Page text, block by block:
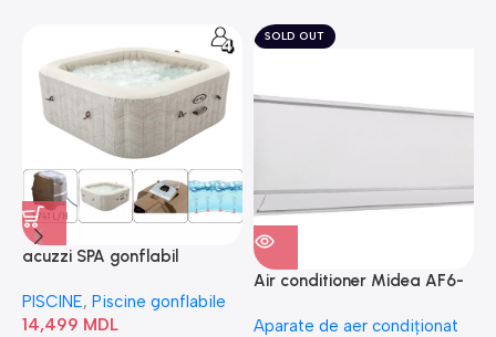
acuzzi SPA gonflabil
Bubble” 28446
PISCINE, Piscine gonflabile
14,499 MDL
SOLD OUT
Air conditioner Midea AF6-
Aparate de aer condiționat